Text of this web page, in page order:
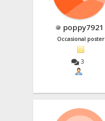
poppy7921
Occasional poster
3